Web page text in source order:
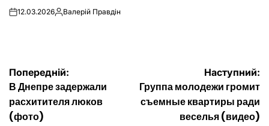
on12.03.2026Опубліковано
Валерій Правдін
Навігація
записів
Попередній:
В Днепре задержали
расхитителя люков
(фото)
Наступний:
Группа молодежи громит
съемные квартиры ради
веселья (видео)